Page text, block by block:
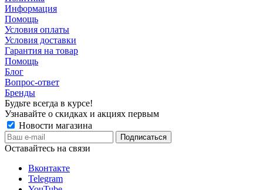
Информация
Помощь
Условия оплаты
Условия доставки
Гарантия на товар
Помощь
Блог
Вопрос-ответ
Бренды
Будьте всегда в курсе!
Узнавайте о скидках и акциях первым
Новости магазина
Оставайтесь на связи
Вконтакте
Telegram